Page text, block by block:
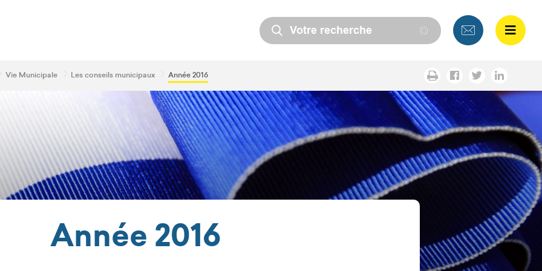
Vie Municipale Les conseils municipaux Année 2016
Année 2016